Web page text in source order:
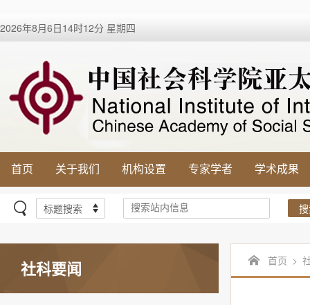
2026年8月6日14时12分 星期四
首页 关于我们 机构设置 专家学者 学术成果
社科要闻 首页 >